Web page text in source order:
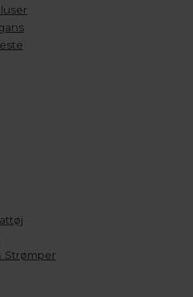
Strømper